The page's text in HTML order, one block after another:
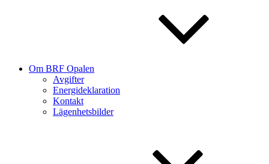
Om BRF Opalen
Avgifter
Energideklaration
Kontakt
Lägenhetsbilder